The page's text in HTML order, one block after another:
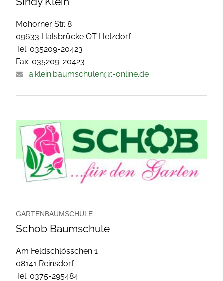
Mohorner Str. 8
09633 Halsbrücke OT Hetzdorf
Tel: 035209-20423
Fax: 035209-20423
a.klein.baumschulen@t-online.de
GARTENBAUMSCHULE
Schob Baumschule
Am Feldschlösschen 1
08141 Reinsdorf
Tel: 0375-295484